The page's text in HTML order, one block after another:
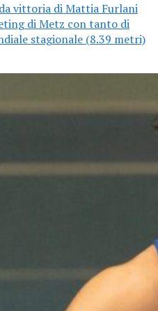
vittoria di Mattia Furlani
di Metz con tanto di
stagionale (8.39 metri)